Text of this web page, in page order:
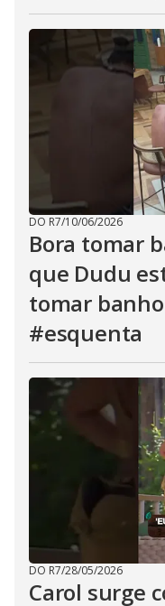
DO R7/10/06/2026
Bora tomar
que Dudu
tomar
#esquenta
DO R7/28/05/2026
Carol surge